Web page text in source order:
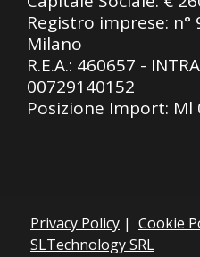
Registro imprese:
Milano
R.E.A.: 460657 -
00729140152
Posizione Import: Ml
Privacy Policy | Cookie
SLTechnology SRL